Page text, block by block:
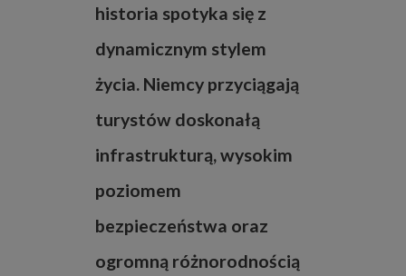
historia spotyka się z
dynamicznym stylem
życia. Niemcy przyciągają
turystów doskonałą
infrastrukturą, wysokim
poziomem
bezpieczeństwa oraz
ogromną różnorodnością